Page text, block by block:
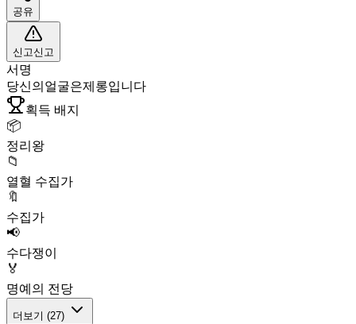
공유
신고신고
서명
당신의얼굴은제롱입니다
획득 배지
📦
정리왕
📁
열혈 수집가
🔖
수집가
📢
수다쟁이
🏅
명예의 전당
더보기 (27)